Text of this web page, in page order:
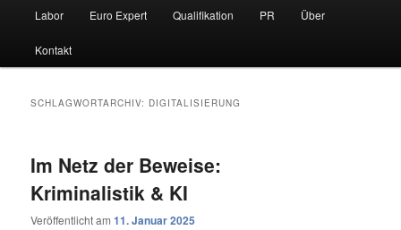
Labor Euro Expert Qualifikation PR Über
Kontakt
SCHLAGWORTARCHIV: DIGITALISIERUNG
Im Netz der Beweise:
Kriminalistik & KI
Veröffentlicht am11. Januar 2025